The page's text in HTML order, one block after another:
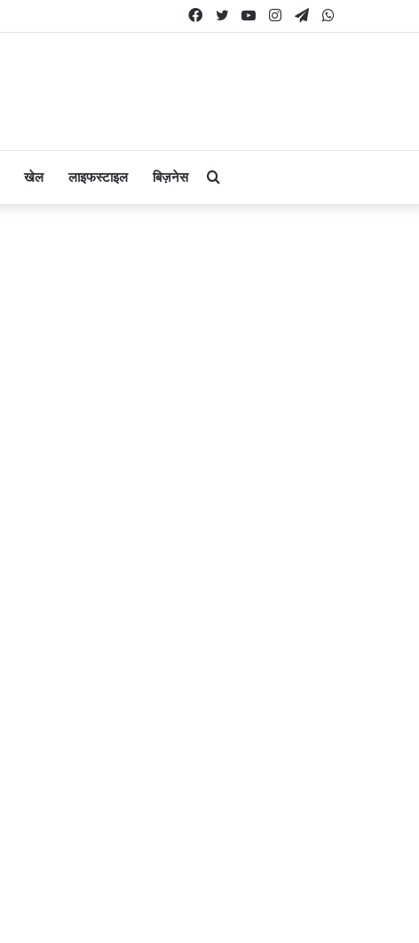
Telegram
Instagram
YouTube
Twitter
Facebook
खेल लाइफस्टाइल बिज़नेस